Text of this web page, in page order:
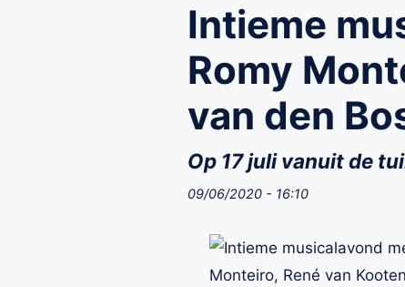
Intieme
Romy
van den
Op 17 juli vanuit de
09/06/2020 - 16:10